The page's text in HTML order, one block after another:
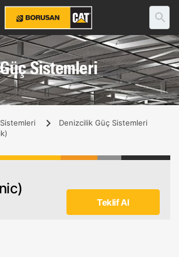
Güç Sistemleri
Denizcilik Güç Sistemleri
Teklif Al